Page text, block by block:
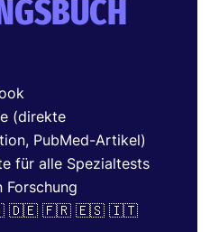
(direkte
PubMed-Artikel)
für alle Spezialtests
Forschung
🇩🇪 🇫🇷 🇪🇸 🇮🇹